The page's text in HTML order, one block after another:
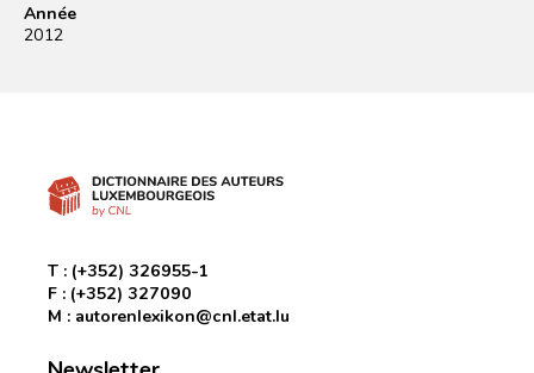
Année
2012
T : (+352) 326955-1
F : (+352) 327090
M : autorenlexikon@cnl.etat.lu